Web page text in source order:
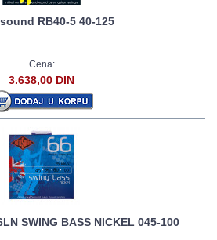
RB40-5 40-125
Cena:
3.638,00 DIN
SWING BASS NICKEL 045-100